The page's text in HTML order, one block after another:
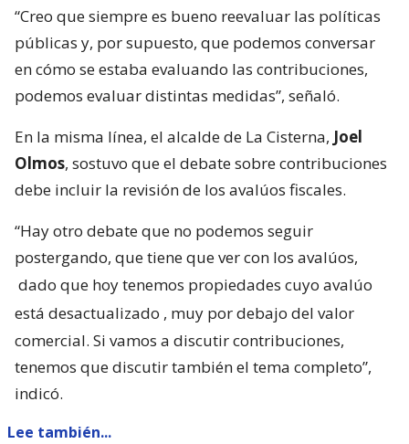
“Creo que siempre es bueno reevaluar las políticas
públicas y, por supuesto, que podemos conversar
en cómo se estaba evaluando las contribuciones,
podemos evaluar distintas medidas”, señaló.
En la misma línea, el alcalde de La Cisterna, Joel
Olmos, sostuvo que el debate sobre contribuciones
debe incluir la revisión de los avalúos fiscales.
“Hay otro debate que no podemos seguir
postergando, que tiene que ver con los avalúos,
dado que hoy tenemos propiedades cuyo avalúo
está desactualizado , muy por debajo del valor
comercial. Si vamos a discutir contribuciones,
tenemos que discutir también el tema completo”,
indicó.
Lee también...